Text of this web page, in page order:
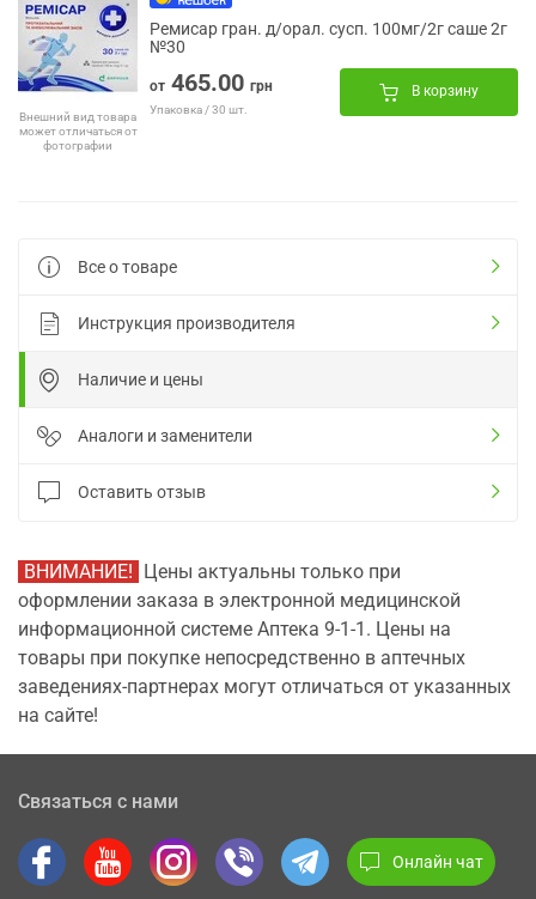
Внешний вид товара
может отличаться от
фотографии
Ремисар гран. д/орал. сусп. 100мг/2г саше 2г
№30
от 465.00 грн
Упаковка / 30 шт.
В корзину
Все о товаре
Инструкция производителя
Наличие и цены
Аналоги и заменители
Оставить отзыв
ВНИМАНИЕ! Цены актуальны только при
оформлении заказа в электронной медицинской
информационной системе Аптека 9-1-1. Цены на
товары при покупке непосредственно в аптечных
заведениях-партнерах могут отличаться от указанных
на сайте!
Связаться с нами
Онлайн чат